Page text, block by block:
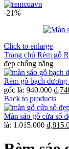
-21%
Click to enlarge
Trang chủ Rèm gỗ
đẹp chống nắng
Rèm gỗ bạch
gốc là: 940.000 ₫.
Back to products
Màn sáo gỗ cửa sổ
là: 1.015.000 ₫.